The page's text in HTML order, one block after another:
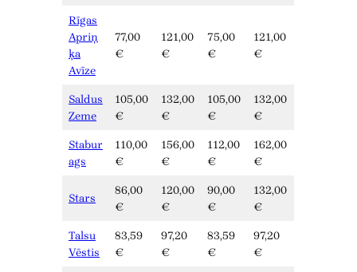
Rīgas
Apriņ
ķa
Avīze
77,00
€
121,00
€
75,00
€
121,00
€
Saldus
Zeme
105,00
€
132,00
€
105,00
€
132,00
€
Stabur
ags
110,00
€
156,00
€
112,00
€
162,00
€
Stars
86,00
€
120,00
€
90,00
€
132,00
€
Talsu
Vēstis
83,59
€
97,20
€
83,59
€
97,20
€